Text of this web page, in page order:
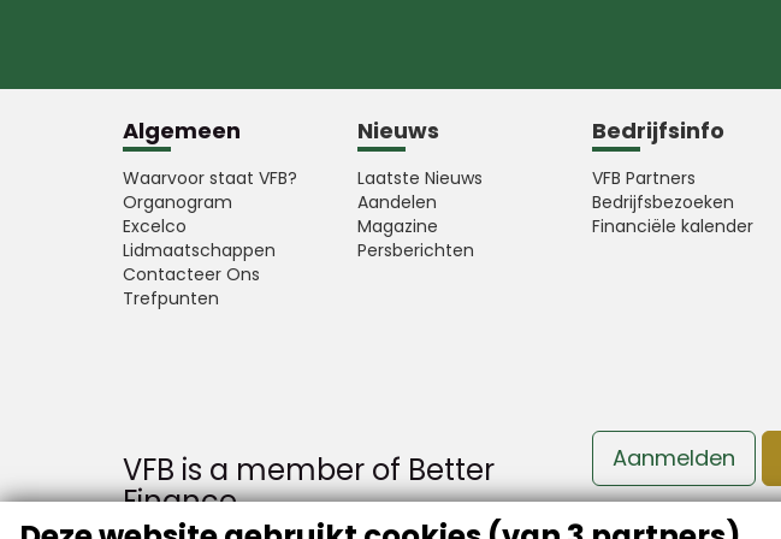
Algemeen
Waarvoor staat VFB?
Organogram
Excelco
Lidmaatschappen
Contacteer Ons
Trefpunten
Nieuws
Laatste Nieuws
Aandelen
Magazine
Persberichten
Bedrijfsinfo
VFB Partners
Bedrijfsbezoeken
Financiële kalender
VFB is a member of Better
Finance
Aanmelden